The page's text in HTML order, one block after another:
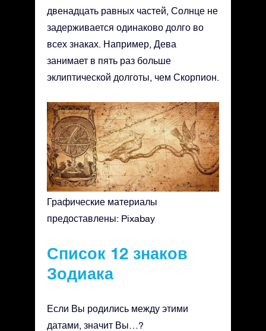
двенадцать равных частей, Солнце не
задерживается одинаково долго во
всех знаках. Например, Дева
занимает в пять раз больше
эклиптической долготы, чем Скорпион.
Графические материалы
предоставлены: Pixabay
Список 12 знаков
Зодиака
Если Вы родились между этими
датами, значит Вы…?